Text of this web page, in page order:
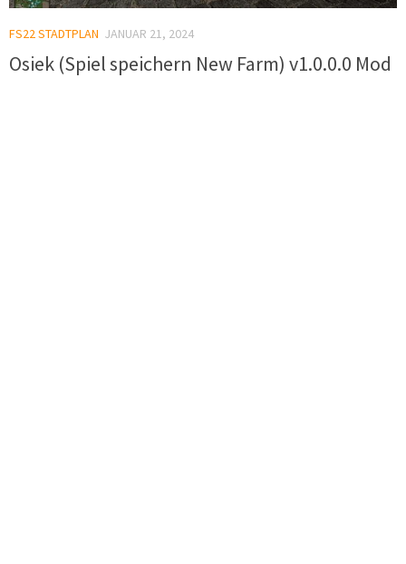
FS22 STADTPLAN JANUAR 21, 2024
Osiek (Spiel speichern New Farm) v1.0.0.0 Mod